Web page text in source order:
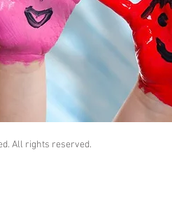
All rights reserved.